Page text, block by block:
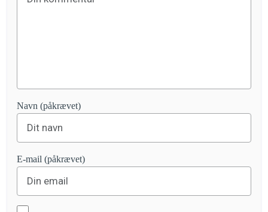
Navn (påkrævet)
E-mail (påkrævet)